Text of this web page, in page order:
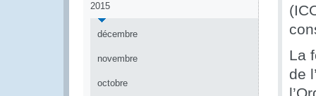
2015
décembre
novembre
octobre
La
de